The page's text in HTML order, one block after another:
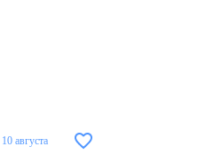
10 августа